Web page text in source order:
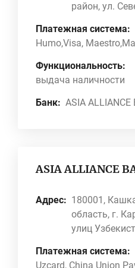
район, ул.
Платежная система:
Humo,Visa,
Функциональность:
выдача наличности
Банк: ASIA ALLIANCE
ASIA ALLIANCE
Адрес: 180001,
область, г.
улиц
Платежная система:
Uzcard, China Union